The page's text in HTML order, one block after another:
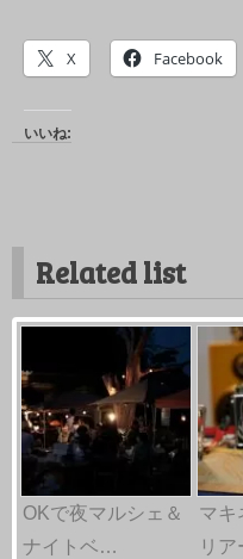
X Facebook
いいね:
Related list
OKで夜マルシェ＆
ナイトベ…
マキ
リ